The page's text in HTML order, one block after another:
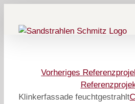
springen
Vorheriges
Klinkerfassade feuchtgestrahlt